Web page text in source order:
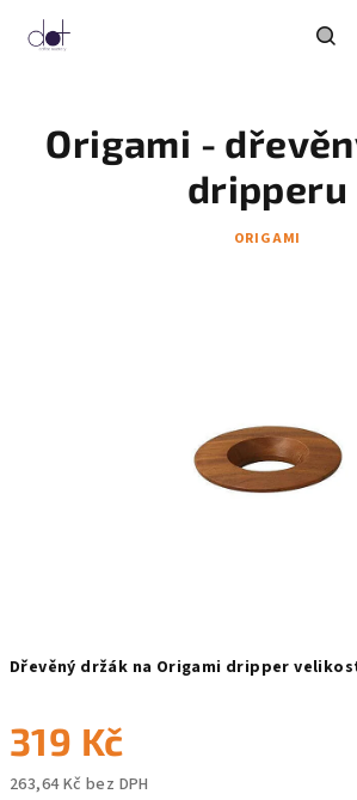
Dřevěný držák na Origami dripper
319 Kč
263,64 Kč bez DPH
Origami -
dripperu
ORIGAMI